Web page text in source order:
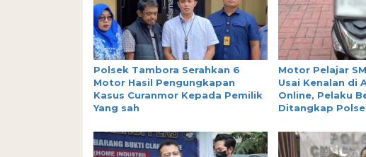
Polsek Tambora Serahkan 6
Motor Hasil Pengungkapan
Kasus Curanmor Kepada Pemilik
Yang sah
Motor Pelajar
Usai Kenalan di
Online, Pelaku
Ditangkap